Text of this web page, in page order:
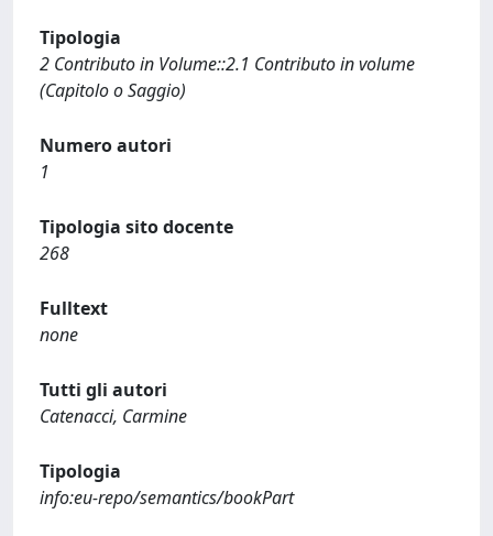
Tipologia
2 Contributo in Volume::2.1 Contributo in volume
(Capitolo o Saggio)
Numero autori
1
Tipologia sito docente
268
Fulltext
none
Tutti gli autori
Catenacci, Carmine
Tipologia
info:eu-repo/semantics/bookPart